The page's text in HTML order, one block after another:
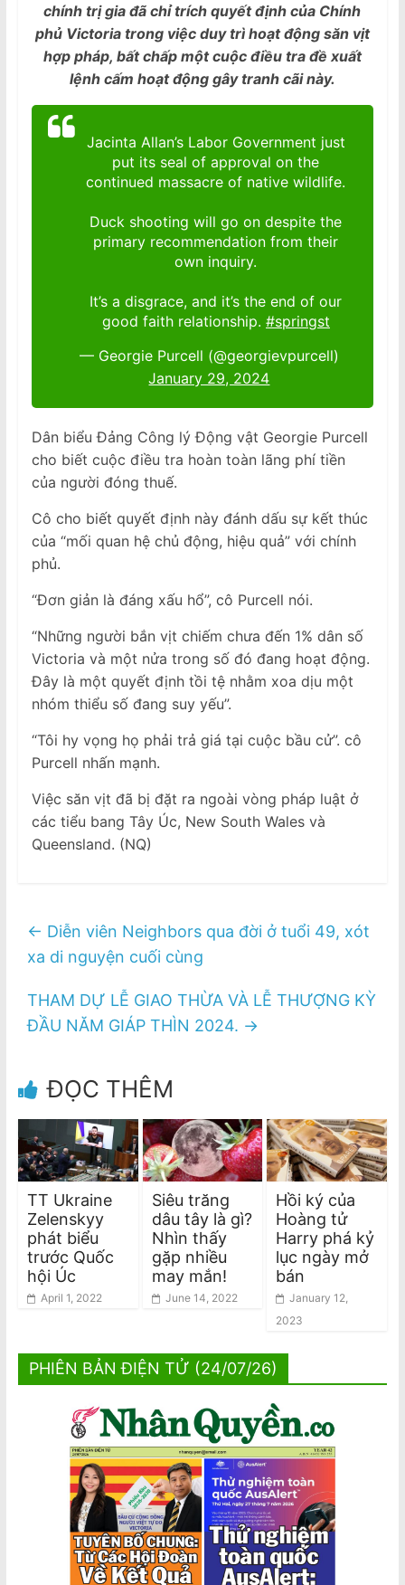
chính trị gia đã chỉ trích quyết định của Chính
phủ Victoria trong việc duy trì hoạt động săn vịt
hợp pháp, bất chấp một cuộc điều tra đề xuất
lệnh cấm hoạt động gây tranh cãi này.
Jacinta Allan’s Labor Government just
put its seal of approval on the
continued massacre of native wildlife.
Duck shooting will go on despite the
primary recommendation from their
own inquiry.
It’s a disgrace, and it’s the end of our
good faith relationship. #springst
— Georgie Purcell (@georgievpurcell)
January 29, 2024
Dân biểu Đảng Công lý Động vật Georgie Purcell
cho biết cuộc điều tra hoàn toàn lãng phí tiền
của người đóng thuế.
Cô cho biết quyết định này đánh dấu sự kết thúc
của “mối quan hệ chủ động, hiệu quả” với chính
phủ.
“Đơn giản là đáng xấu hổ”, cô Purcell nói.
“Những người bắn vịt chiếm chưa đến 1% dân số
Victoria và một nửa trong số đó đang hoạt động.
Đây là một quyết định tồi tệ nhằm xoa dịu một
nhóm thiểu số đang suy yếu”.
“Tôi hy vọng họ phải trả giá tại cuộc bầu cử”. cô
Purcell nhấn mạnh.
Việc săn vịt đã bị đặt ra ngoài vòng pháp luật ở
các tiểu bang Tây Úc, New South Wales và
Queensland. (NQ)
← Diễn viên Neighbors qua đời ở tuổi 49, xót
xa di nguyện cuối cùng
THAM DỰ LỄ GIAO THỪA VÀ LỄ THƯỢNG KỲ
ĐẦU NĂM GIÁP THÌN 2024. →
ĐỌC THÊM
TT Ukraine
Zelenskyy
phát biểu
trước Quốc
hội Úc
April 1, 2022
Siêu trăng
dâu tây là gì?
Nhìn thấy
gặp nhiều
may mắn!
June 14, 2022
Hồi ký của
Hoàng tử
Harry phá kỷ
lục ngày mở
bán
January 12,
2023
PHIÊN BẢN ĐIỆN TỬ (24/07/26)